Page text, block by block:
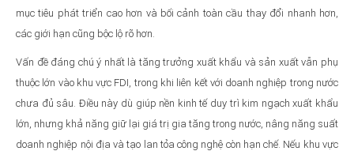
mục tiêu phát triển cao hơn và bối cảnh toàn cầu thay đổi nhanh hơn,
các giới hạn cũng bộc lộ rõ hơn.
Vấn đề đáng chú ý nhất là tăng trưởng xuất khẩu và sản xuất vẫn phụ
thuộc lớn vào khu vực FDI, trong khi liên kết với doanh nghiệp trong nước
chưa đủ sâu. Điều này dù giúp nền kinh tế duy trì kim ngạch xuất khẩu
lớn, nhưng khả năng giữ lại giá trị gia tăng trong nước, nâng năng suất
doanh nghiệp nội địa và tạo lan tỏa công nghệ còn hạn chế. Nếu khu vực